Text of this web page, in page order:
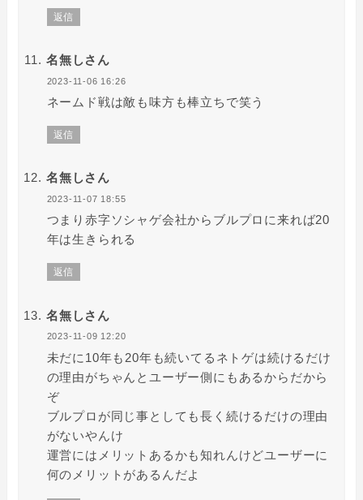
返信
名無しさん
2023-11-06 16:26
ネームド戦は敵も味方も棒立ちで笑う
返信
名無しさん
2023-11-07 18:55
つまり赤字ソシャゲ会社からブルプロに来れば20
年は生きられる
返信
名無しさん
2023-11-09 12:20
未だに10年も20年も続いてるネトゲは続けるだけ
の理由がちゃんとユーザー側にもあるからだから
ぞ
ブルプロが同じ事としても長く続けるだけの理由
がないやんけ
運営にはメリットあるかも知れんけどユーザーに
何のメリットがあるんだよ